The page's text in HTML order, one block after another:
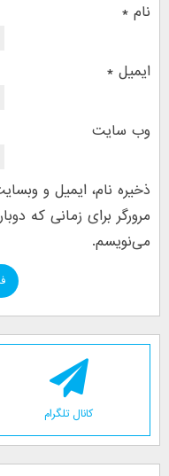
نام *
ایمیل *
وب‌ سایت
ذخیره نام، ایمیل و
مرورگر برای زمانی که
می‌نویسم.
کانال تلگرام